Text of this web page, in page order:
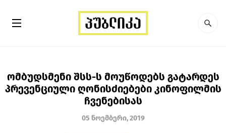
ომბუდსმენი შსს-ს მოუწოდებს გატარდეს
პრევენციული ღონისძიებები კინოფილმის
ჩვენებისას
05 ნოემბერი, 2019